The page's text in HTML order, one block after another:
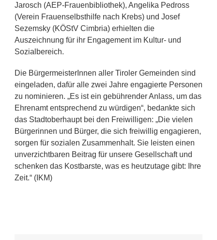
Jarosch (AEP-Frauenbibliothek), Angelika Pedross
(Verein Frauenselbsthilfe nach Krebs) und Josef
Sezemsky (KÖStV Cimbria) erhielten die
Auszeichnung für ihr Engagement im Kultur- und
Sozialbereich.
Die BürgermeisterInnen aller Tiroler Gemeinden sind
eingeladen, dafür alle zwei Jahre engagierte Personen
zu nominieren. „Es ist ein gebührender Anlass, um das
Ehrenamt entsprechend zu würdigen“, bedankte sich
das Stadtoberhaupt bei den Freiwilligen: „Die vielen
Bürgerinnen und Bürger, die sich freiwillig engagieren,
sorgen für sozialen Zusammenhalt. Sie leisten einen
unverzichtbaren Beitrag für unsere Gesellschaft und
schenken das Kostbarste, was es heutzutage gibt: Ihre
Zeit.“ (IKM)